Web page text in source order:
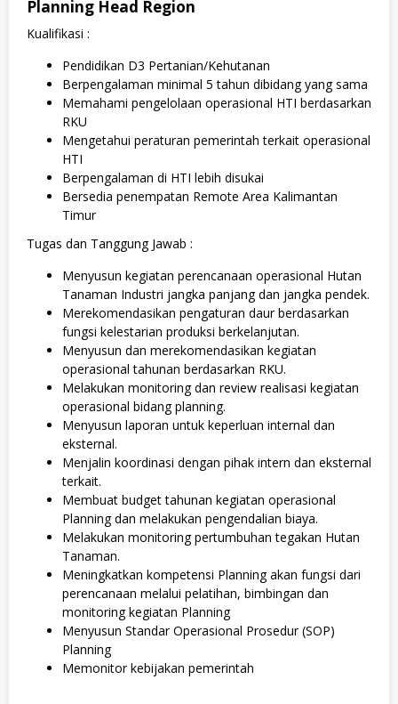
Planning Head Region
Kualifikasi :
Pendidikan D3 Pertanian/Kehutanan
Berpengalaman minimal 5 tahun dibidang yang sama
Memahami pengelolaan operasional HTI berdasarkan
RKU
Mengetahui peraturan pemerintah terkait operasional
HTI
Berpengalaman di HTI lebih disukai
Bersedia penempatan Remote Area Kalimantan
Timur
Tugas dan Tanggung Jawab :
Menyusun kegiatan perencanaan operasional Hutan
Tanaman Industri jangka panjang dan jangka pendek.
Merekomendasikan pengaturan daur berdasarkan
fungsi kelestarian produksi berkelanjutan.
Menyusun dan merekomendasikan kegiatan
operasional tahunan berdasarkan RKU.
Melakukan monitoring dan review realisasi kegiatan
operasional bidang planning.
Menyusun laporan untuk keperluan internal dan
eksternal.
Menjalin koordinasi dengan pihak intern dan eksternal
terkait.
Membuat budget tahunan kegiatan operasional
Planning dan melakukan pengendalian biaya.
Melakukan monitoring pertumbuhan tegakan Hutan
Tanaman.
Meningkatkan kompetensi Planning akan fungsi dari
perencanaan melalui pelatihan, bimbingan dan
monitoring kegiatan Planning
Menyusun Standar Operasional Prosedur (SOP)
Planning
Memonitor kebijakan pemerintah